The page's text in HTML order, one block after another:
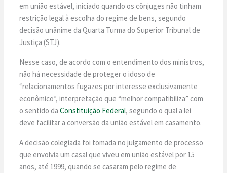
em união estável, iniciado quando os cônjuges não tinham
restrição legal à escolha do regime de bens, segundo
decisão unânime da Quarta Turma do Superior Tribunal de
Justiça (STJ).
Nesse caso, de acordo com o entendimento dos ministros,
não há necessidade de proteger o idoso de
“relacionamentos fugazes por interesse exclusivamente
econômico”, interpretação que “melhor compatibiliza” com
o sentido daConstituição Federal, segundo o qual a lei
deve facilitar a conversão da união estável em casamento.
A decisão colegiada foi tomada no julgamento de processo
que envolvia um casal que viveu em união estável por 15
anos, até 1999, quando se casaram pelo regime de